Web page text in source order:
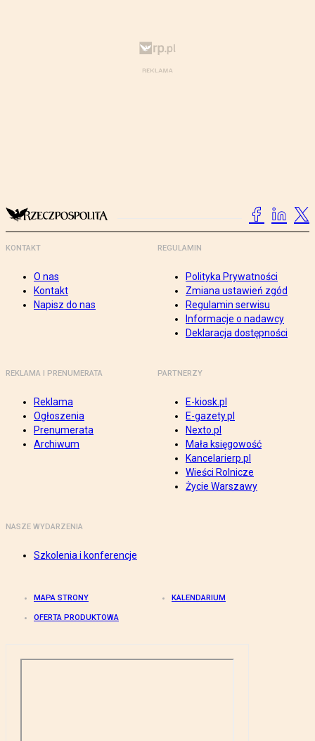
KONTAKT
O nas
Kontakt
Napisz do nas
REGULAMIN
Polityka Prywatności
Zmiana ustawień zgód
Regulamin serwisu
Informacje o nadawcy
Deklaracja dostępności
REKLAMA I PRENUMERATA
Reklama
Ogłoszenia
Prenumerata
Archiwum
PARTNERZY
E-kiosk.pl
E-gazety.pl
Nexto.pl
Mała księgowość
Kancelarierp.pl
Wieści Rolnicze
Życie Warszawy
NASZE WYDARZENIA
Szkolenia i konferencje
MAPA STRONY KALENDARIUM
OFERTA PRODUKTOWA